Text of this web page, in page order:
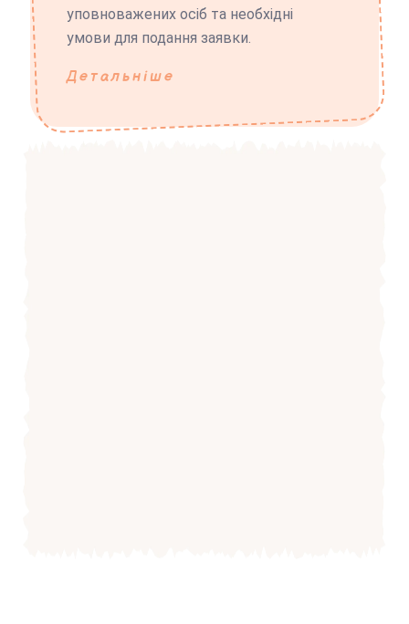
уповноважених осіб та необхідні
умови для подання заявки.
Детальніше